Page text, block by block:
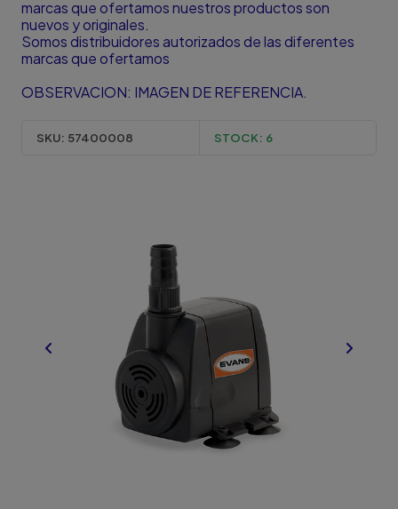
marcas que ofertamos nuestros productos son
nuevos y originales.
Somos distribuidores autorizados de las diferentes
marcas que ofertamos
OBSERVACION: IMAGEN DE REFERENCIA.
SKU: 57400008 STOCK: 6